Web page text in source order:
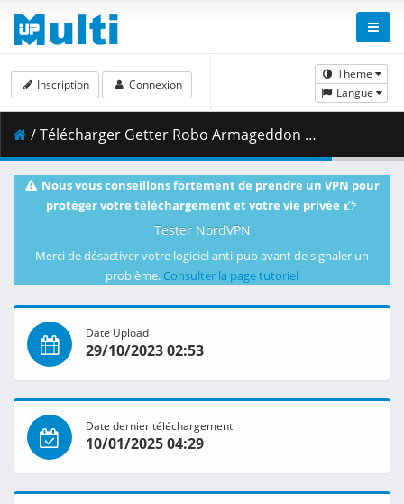
Thème
Langue
Inscription Connexion
/ Télécharger Getter Robo Armageddon - 07.mkv.001 ( 339.95 MB )
Nous vous conseillons fortement de prendre un VPN pour
protéger votre téléchargement et votre vie privée
Tester NordVPN
Merci de désactiver votre logiciel anti-pub avant de signaler un
problème. Consulter la page tutoriel
Date Upload
29/10/2023 02:53
Date dernier téléchargement
10/01/2025 04:29